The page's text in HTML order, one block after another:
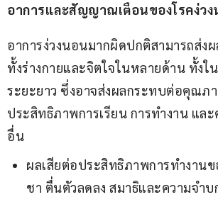
อาการและสัญญาณเตือนของโรคง่ว
อาการง่วงนอนมากผิดปกติสามารถส่ง
ทั้งร่างกายและจิตใจในหลายด้าน ทั้งใ
ระยะยาว ซึ่งอาจส่งผลกระทบต่อคุณภ
ประสิทธิภาพการเรียน การทำงาน แล
อื่น
ผลเสียต่อประสิทธิภาพการทำงานข
ชา ตื่นตัวลดลง สมาธิและความจำบ